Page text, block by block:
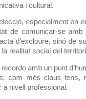
i cultural.
especialment en
de comunicar-se
d’excloure, sinó de
realitat social del
amb un punt
com més claus tens,
a nivell professional.